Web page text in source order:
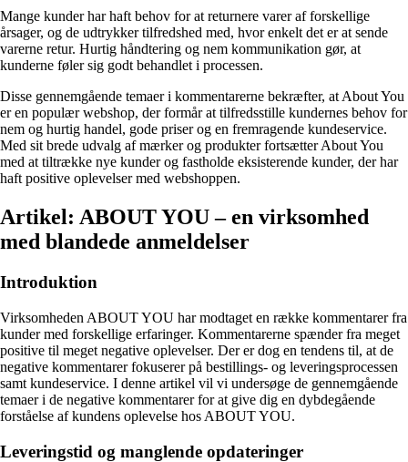
Mange kunder har haft behov for at returnere varer af forskellige
årsager, og de udtrykker tilfredshed med, hvor enkelt det er at sende
varerne retur. Hurtig håndtering og nem kommunikation gør, at
kunderne føler sig godt behandlet i processen.
Disse gennemgående temaer i kommentarerne bekræfter, at About You
er en populær webshop, der formår at tilfredsstille kundernes behov for
nem og hurtig handel, gode priser og en fremragende kundeservice.
Med sit brede udvalg af mærker og produkter fortsætter About You
med at tiltrække nye kunder og fastholde eksisterende kunder, der har
haft positive oplevelser med webshoppen.
Artikel: ABOUT YOU – en virksomhed
med blandede anmeldelser
Introduktion
Virksomheden ABOUT YOU har modtaget en række kommentarer fra
kunder med forskellige erfaringer. Kommentarerne spænder fra meget
positive til meget negative oplevelser. Der er dog en tendens til, at de
negative kommentarer fokuserer på bestillings- og leveringsprocessen
samt kundeservice. I denne artikel vil vi undersøge de gennemgående
temaer i de negative kommentarer for at give dig en dybdegående
forståelse af kundens oplevelse hos ABOUT YOU.
Leveringstid og manglende opdateringer